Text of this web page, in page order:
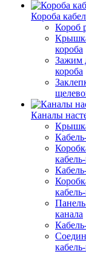
Короба
Короб
короба
Зажим
короба
Каналы
Панель
канала